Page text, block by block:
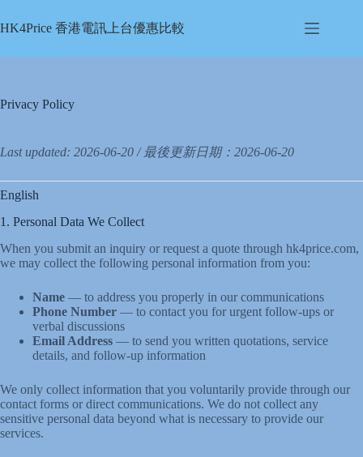
to
content
HK4Price 香港電訊上台優惠比較
Privacy Policy
Last updated: 2026-06-20 / 最後更新日期：2026-06-20
English
1. Personal Data We Collect
When you submit an inquiry or request a quote through hk4price.com,
we may collect the following personal information from you:
Name — to address you properly in our communications
Phone Number — to contact you for urgent follow-ups or
verbal discussions
Email Address — to send you written quotations, service
details, and follow-up information
We only collect information that you voluntarily provide through our
contact forms or direct communications. We do not collect any
sensitive personal data beyond what is necessary to provide our
services.